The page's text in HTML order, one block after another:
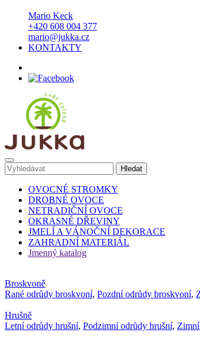
Mario Keck
+420 608 004 377
mario@jukka.cz
KONTAKTY
OVOCNÉ STROMKY
DROBNÉ OVOCE
NETRADIČNÍ OVOCE
OKRASNÉ DŘEVINY
JMELÍ A VÁNOČNÍ DEKORACE
ZAHRADNÍ MATERIÁL
Jmenný katalog
Broskvoně
Rané odrůdy broskvoní, Pozdní odrůdy broskvoní,
Hrušně
Letní odrůdy hrušní, Podzimní odrůdy hrušní,